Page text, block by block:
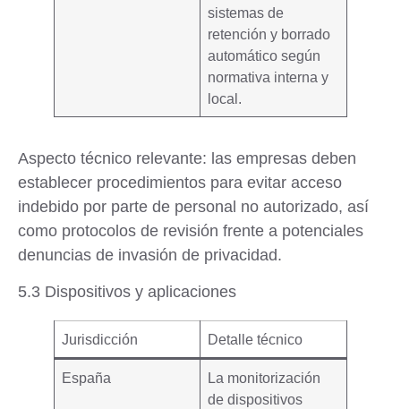
sistemas de
retención y borrado
automático según
normativa interna y
local.
Aspecto técnico relevante: las empresas deben
establecer procedimientos para evitar acceso
indebido por parte de personal no autorizado, así
como protocolos de revisión frente a potenciales
denuncias de invasión de privacidad.
5.3 Dispositivos y aplicaciones
Jurisdicción Detalle técnico
España
La monitorización
de dispositivos